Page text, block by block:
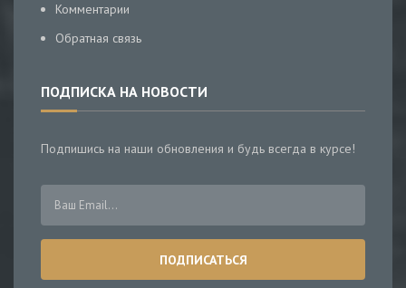
Комментарии
Обратная связь
ПОДПИСКА НА НОВОСТИ
Подпишись на наши обновления и будь всегда в курсе!